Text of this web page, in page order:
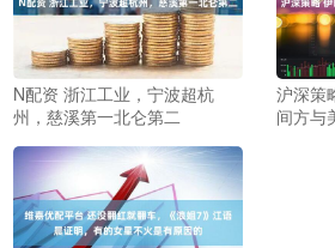
N配资 浙江工业，宁波超杭
州，慈溪第一北仑第二
沪深策
间方与